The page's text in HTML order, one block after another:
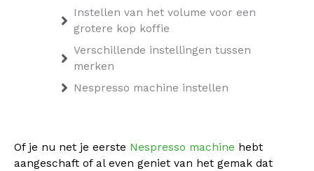
Instellen van het volume voor een
grotere kop koffie
Verschillende instellingen tussen
merken
Nespresso machine instellen
Of je nu net je eerste Nespresso machine hebt
aangeschaft of al even geniet van het gemak dat